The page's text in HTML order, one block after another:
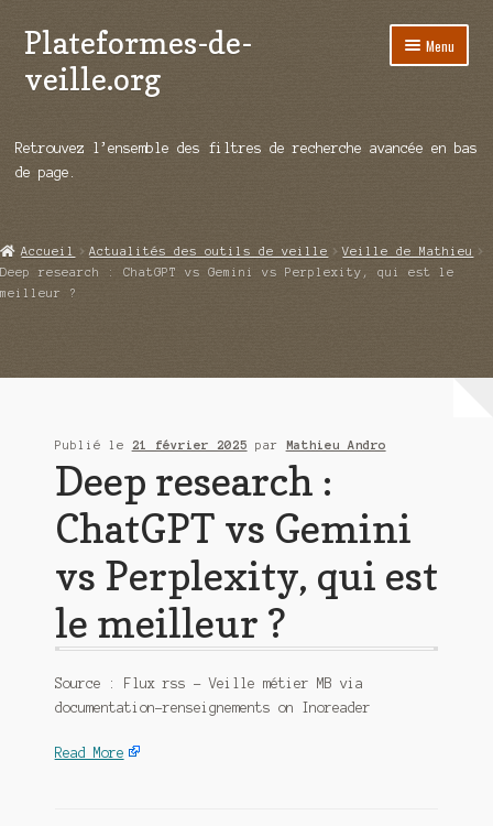
Aller
à
la
Aller
au
contenu
Plateformes-de-
veille.org
Menu
Répertoire d’ouitils
Démos vidéos
Ouvrir
Qui sommes-nous ?
Retrouvez l’ensemble des filtres de recherche avancée en bas
de page.
Accueil Actualités des outils de veille
Veille de Mathieu
Deep research : ChatGPT vs Gemini vs Perplexity, qui est le
meilleur ?
Publié le 21 février 2025 par Mathieu Andro
Deep research :
ChatGPT vs Gemini
vs Perplexity, qui est
le meilleur ?
Source : Flux rss – Veille métier MB via
documentation-renseignements on Inoreader
Read More